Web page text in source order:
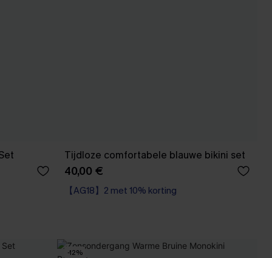
Tijdloze comfortabele blauwe bikini set
40,00 €
【AG18】2 met 10% korting
-12%